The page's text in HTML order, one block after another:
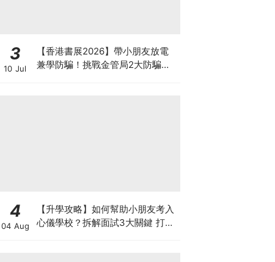
3
10 Jul
【香港書展2026】帶小朋友放電
兼學防騙！挑戰金管局2大防騙遊
4
04 Aug
【升學攻略】如何幫助小朋友考入
心儀學校？拆解面試3大關鍵 打好